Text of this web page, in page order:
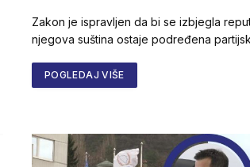
Zakon je ispravljen da bi se izbjegla
njegova suština ostaje podređena
POGLEDAJ VIŠE